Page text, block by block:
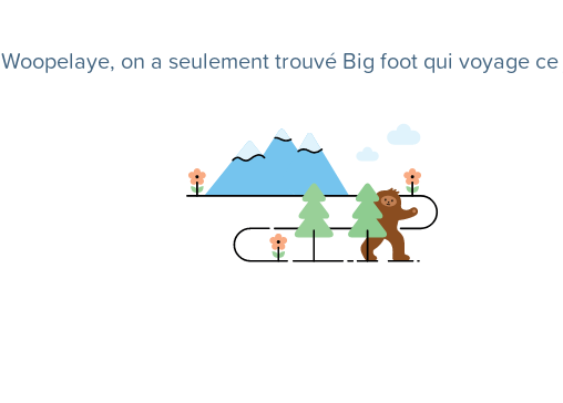
Woopelaye, on a seulement trouvé Big foot qui voyage ce